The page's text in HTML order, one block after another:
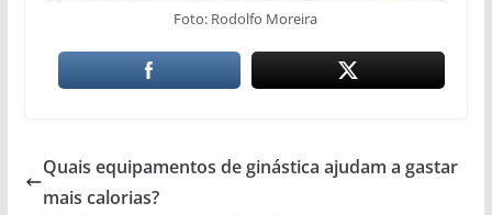
Foto: Rodolfo Moreira
Quais equipamentos de ginástica ajudam a gastar
mais calorias?